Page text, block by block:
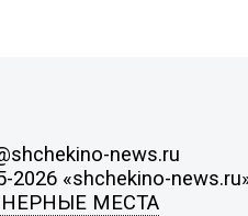
news.ru
«shchekino-
МЕСТА